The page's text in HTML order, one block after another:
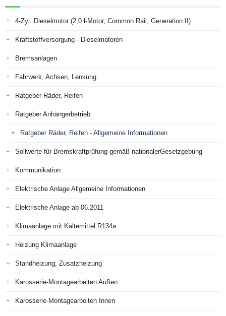
4-Zyl. Dieselmotor (2,0 l-Motor, Common Rail, Generation II)
Kraftstoffversorgung - Dieselmotoren
Bremsanlagen
Fahrwerk, Achsen, Lenkung
Ratgeber Räder, Reifen
Ratgeber Anhängerbetrieb
Ratgeber Räder, Reifen - Allgemeine Informationen
Sollwerte für Bremskraftprüfung gemäß nationalerGesetzgebung
Kommunikation
Elektrische Anlage Allgemeine Informationen
Elektrische Anlage ab 06.2011
Klimaanlage mit Kältemittel R134a
Heizung Klimaanlage
Standheizung, Zusatzheizung
Karosserie-Montagearbeiten Außen
Karosserie-Montagearbeiten Innen